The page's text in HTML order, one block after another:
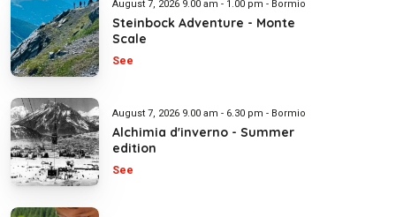
August 7, 2026 9.00 am - 1.00 pm - Bormio
Steinbock Adventure - Monte
Scale
See
August 7, 2026 9.00 am - 6.30 pm - Bormio
Alchimia d'inverno - Summer
edition
See